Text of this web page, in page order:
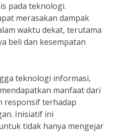
pada teknologi.
merasakan dampak
waktu dekat, terutama
beli dan kesempatan
teknologi informasi,
manfaat dari
responsif terhadap
Inisiatif ini
tidak hanya mengejar